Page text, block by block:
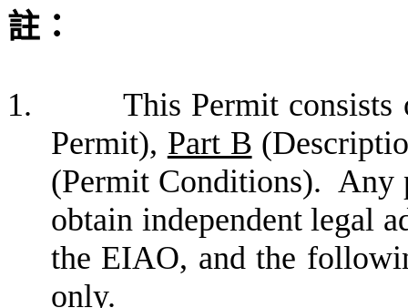
註 ：
1.
This Permit
Permit), Part B
(Permit Conditions). Any
obtain independent legal
the EIAO, and the
only.